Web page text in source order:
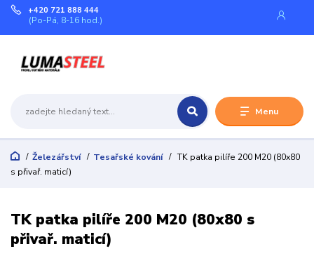
Menu
+420 721 888 444
(Po-Pá, 8-16 hod.)
Železářství Tesařské kování
TK patka pilíře 200 M20 (80x80
s přivař. maticí)
TK patka pilíře 200 M20 (80x80 s
přivař. maticí)